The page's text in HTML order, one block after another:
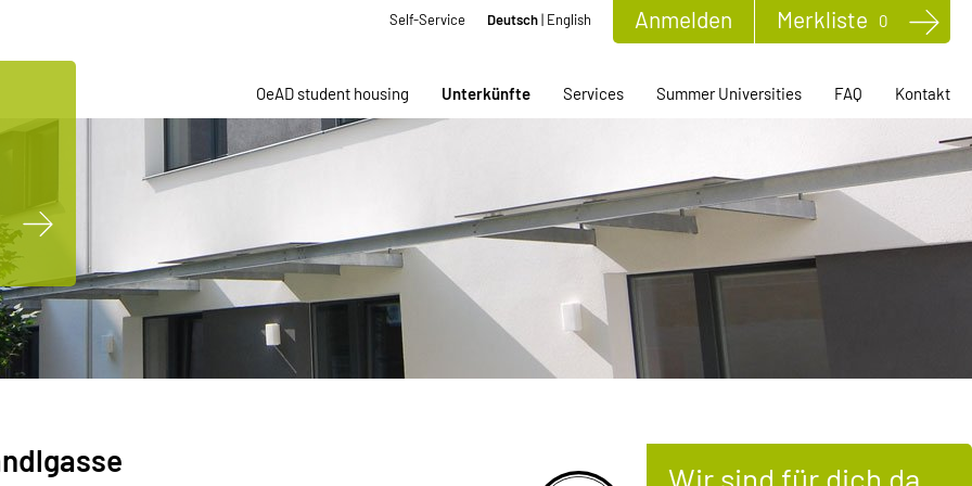
Self-Service Deutsch| English Anmelden Merkliste 0
OeAD student housing Unterkünfte Services Summer Universities FAQ Kontakt
Wir sind für dich da